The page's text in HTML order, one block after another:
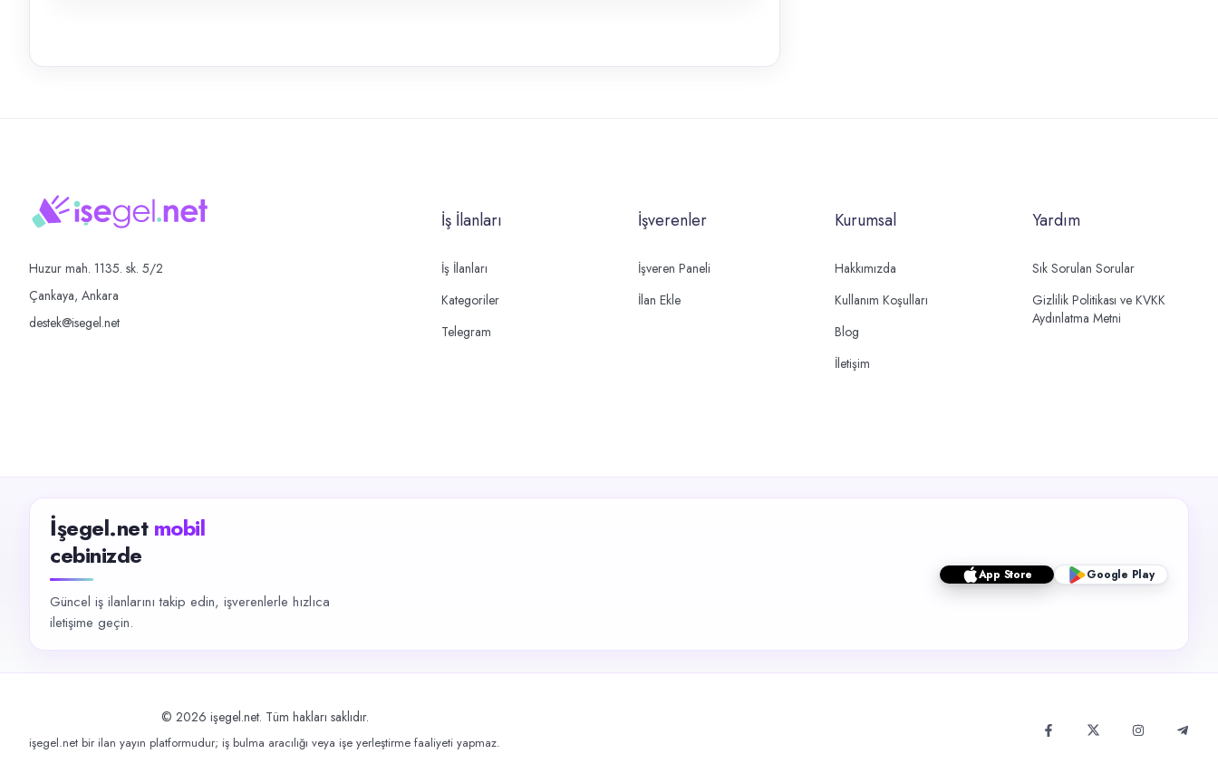
Huzur mah. 1135. sk. 5/2
Çankaya, Ankara
destek@isegel.net
İş İlanları
İş İlanları
Kategoriler
Telegram
İşverenler
İşveren Paneli
İlan Ekle
Kurumsal
Hakkımızda
Kullanım Koşulları
Blog
İletişim
Yardım
Sık Sorulan Sorular
Gizlilik Politikası ve KVKK
Aydınlatma Metni
İşegel.net mobil
cebinizde
Güncel iş ilanlarını takip edin, işverenlerle hızlıca
iletişime geçin.
App Store Google Play
© 2026 işegel.net. Tüm hakları saklıdır.
işegel.net bir ilan yayın platformudur; iş bulma aracılığı veya işe yerleştirme faaliyeti yapmaz.